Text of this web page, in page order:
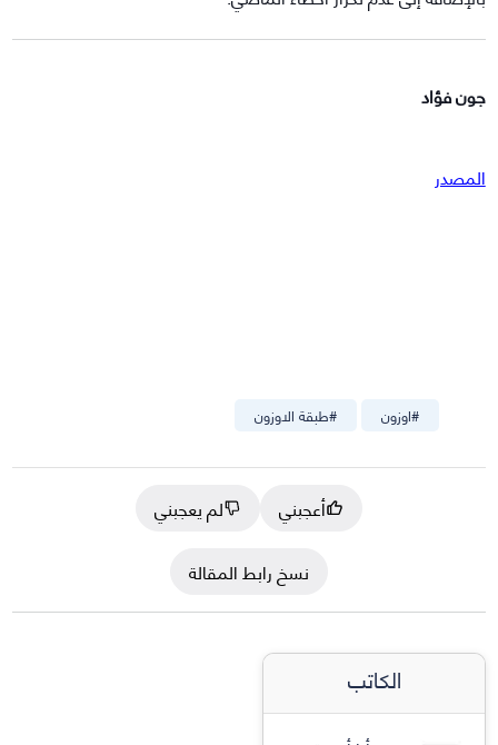
جون فؤاد
المصدر
#طبقة الاوزون #اوزون
أعجبني
لم يعجبني
نسخ رابط المقالة
الكاتب